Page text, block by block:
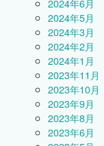
2024年6月
2024年5月
2024年3月
2024年2月
2024年1月
2023年11月
2023年10月
2023年9月
2023年8月
2023年6月